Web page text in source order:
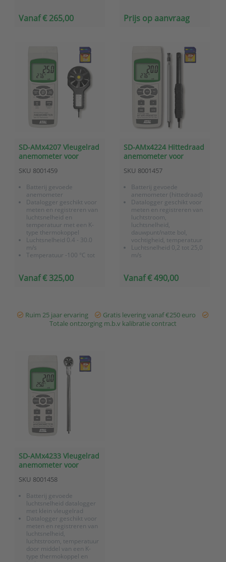
Vanaf € 265,00 Prijs op aanvraag
SD-AMx4207 Vleugelrad
anemometer voor
temperatuur met
datalogger op SD kaart
SKU 8001459
Batterij gevoede
anemometer
Datalogger geschikt voor
meten en registreren van
luchtsnelheid en
temperatuur met een K-
type thermokoppel
Luchtsnelheid 0.4 - 30.0
m/s
Temperatuur -100 °C tot
Meetinterval instelbaar
formaat opgeslagen
Vanaf € 325,00
SD-AMx4224 Hittedraad
anemometer voor
temperatuur met
datalogger op SD kaart
SKU 8001457
Batterij gevoede
anemometer (hittedraad)
Datalogger geschikt voor
meten en registreren van
luchtstroom,
luchtsnelheid,
dauwpunt/natte bol,
vochtigheid, temperatuur
Luchtsnelheid 0,2 tot 25,0
m/s
thermokoppel
Meetinte...
Vanaf € 490,00
Ruim 25 jaar ervaring
Gratis levering vanaf €250 euro
Totale ontzorging m.b.v kalibratie contract
SD-AMx4233 Vleugelrad
anemometer voor
temperatuur met
datalogger op SD kaart
SKU 8001458
Batterij gevoede
luchtsnelheid datalogger
met klein vleugelrad
Datalogger geschikt voor
meten en registreren van
luchtsnelheid,
luchtstroom, temperatuur
door middel van een K-
type thermokoppel en